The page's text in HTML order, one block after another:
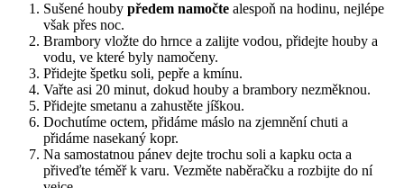
Sušené houby předem namočte alespoň na hodinu, nejlépe
však přes noc.
Brambory vložte do hrnce a zalijte vodou, přidejte houby a
vodu, ve které byly namočeny.
Přidejte špetku soli, pepře a kmínu.
Vařte asi 20 minut, dokud houby a brambory nezměknou.
Přidejte smetanu a zahustěte jíškou.
Dochutíme octem, přidáme máslo na zjemnění chuti a
přidáme nasekaný kopr.
Na samostatnou pánev dejte trochu soli a kapku octa a
přiveďte téměř k varu. Vezměte naběračku a rozbijte do ní